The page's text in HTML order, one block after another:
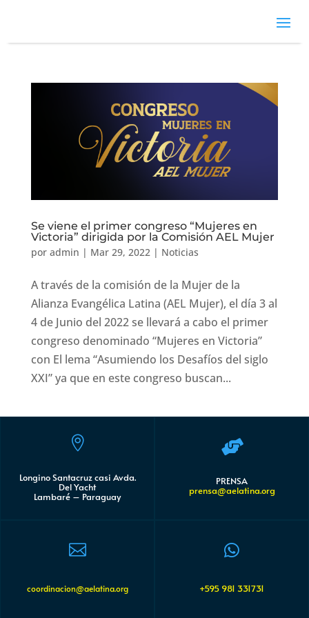
Se viene el primer congreso “Mujeres en
Victoria” dirigida por la Comisión AEL Mujer
por admin | Mar 29, 2022| Noticias
A través de la comisión de la Mujer de la
Alianza Evangélica Latina (AEL Mujer), el día 3 al
4 de Junio del 2022 se llevará a cabo el primer
congreso denominado “Mujeres en Victoria”
con El lema “Asumiendo los Desafíos del siglo
XXI” ya que en este congreso buscan...

Longino Santacruz casi Avda.
Del Yacht
Lambaré – Paraguay

coordinacion@aelatina.org

PRENSA
prensa@aelatina.org

+595 981 331731